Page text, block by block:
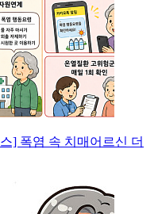
] 폭염 속 치매어르신 더